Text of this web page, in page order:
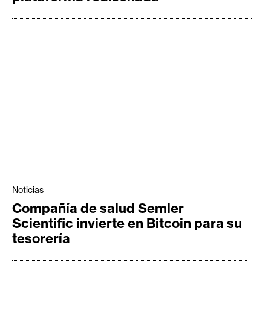
Noticias
Compañía de salud Semler
Scientific invierte en Bitcoin para su
tesorería